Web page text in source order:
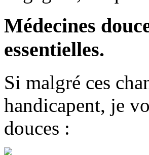
Médecines
essentielles.
Si malgré ces
handicapent, je
douces :